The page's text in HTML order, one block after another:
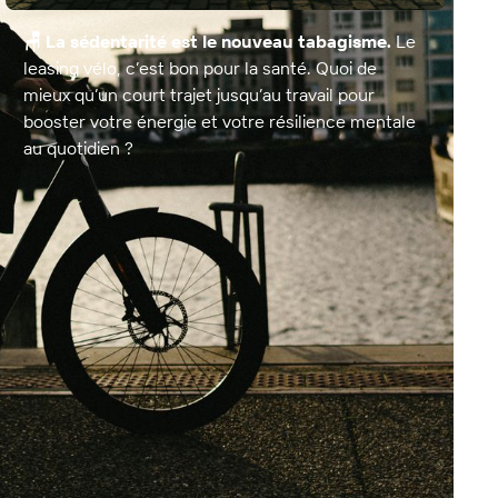
pour
les
infrastructures
cyclables
🪑 La sédentarité est le nouveau tabagisme. Le
leasing vélo, c’est bon pour la santé. Quoi de
mieux qu’un court trajet jusqu’au travail pour
booster votre énergie et votre résilience mentale
au quotidien ?